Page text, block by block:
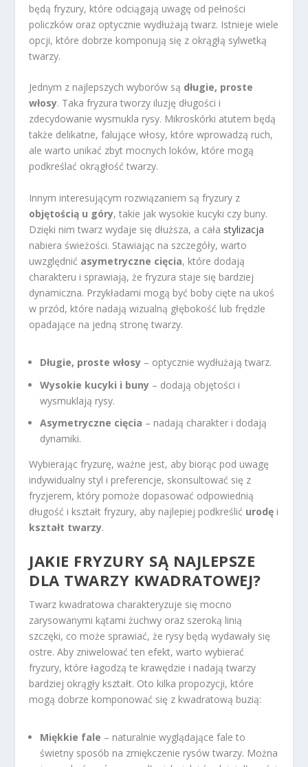
będą fryzury, które odciągają uwagę od pełności
policzków oraz optycznie wydłużają twarz. Istnieje wiele
opcji, które dobrze komponują się z okrągłą sylwetką
twarzy.
Jednym z najlepszych wyborów są długie, proste
włosy. Taka fryzura tworzy iluzję długości i
zdecydowanie wysmukla rysy. Mikroskórki atutem będą
także delikatne, falujące włosy, które wprowadzą ruch,
ale warto unikać zbyt mocnych loków, które mogą
podkreślać okrągłość twarzy.
Innym interesującym rozwiązaniem są fryzury z
objętością u góry, takie jak wysokie kucyki czy buny.
Dzięki nim twarz wydaje się dłuższa, a cała stylizacja
nabiera świeżości. Stawiając na szczegóły, warto
uwzględnić asymetryczne cięcia, które dodają
charakteru i sprawiają, że fryzura staje się bardziej
dynamiczna. Przykładami mogą być boby cięte na ukoś
w przód, które nadają wizualną głębokość lub frędzle
opadające na jedną stronę twarzy.
Długie, proste włosy – optycznie wydłużają twarz.
Wysokie kucyki i buny – dodają objętości i
wysmuklają rysy.
Asymetryczne cięcia – nadają charakter i dodają
dynamiki.
Wybierając fryzurę, ważne jest, aby biorąc pod uwagę
indywidualny styl i preferencje, skonsultować się z
fryzjerem, który pomoże dopasować odpowiednią
długość i kształt fryzury, aby najlepiej podkreślić urodę i
kształt twarzy.
JAKIE FRYZURY SĄ NAJLEPSZE
DLA TWARZY KWADRATOWEJ?
Twarz kwadratowa charakteryzuje się mocno
zarysowanymi kątami żuchwy oraz szeroką linią
szczęki, co może sprawiać, że rysy będą wydawały się
ostre. Aby zniwelować ten efekt, warto wybierać
fryzury, które łagodzą te krawędzie i nadają twarzy
bardziej okrągły kształt. Oto kilka propozycji, które
mogą dobrze komponować się z kwadratową buzią:
Miękkie fale – naturalnie wyglądające fale to
świetny sposób na zmiękczenie rysów twarzy. Można